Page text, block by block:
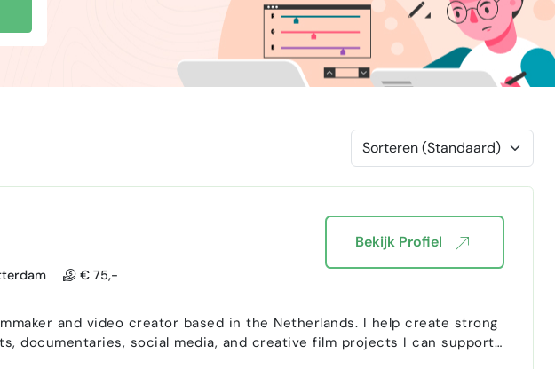
€ 75,-
and video creator based in the Netherlands. I help create strong
social media, and creative film projects I can support
Bekijk Profiel